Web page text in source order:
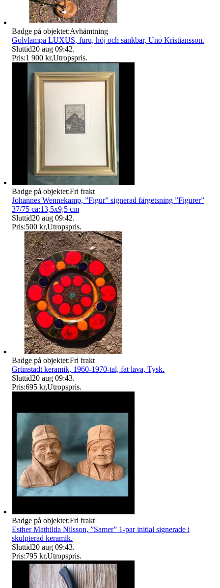
Badge på objektet:Avhämtning
Golvlampa LUXUS, furu, höj och sänkbar, Uno Kristiansson.
Sluttid20 aug 09:42.
Pris:1 900 kr,Utropspris.
Badge på objektet:Fri frakt
Johannes Wennekamp, ”Figur” signerad färgetsning ”Figurer”
37/75 ca:13,5x9,5 cm
Sluttid20 aug 09:42.
Pris:500 kr,Utropspris.
Badge på objektet:Fri frakt
Grünstadt keramik, 1960-1970-tal, fat lava, Tysk.
Sluttid20 aug 09:43.
Pris:695 kr,Utropspris.
Badge på objektet:Fri frakt
Esther Mathilda Nilsson, ”Samer” 1-par initial signerade i
skulpterad keramik.
Sluttid20 aug 09:43.
Pris:795 kr,Utropspris.